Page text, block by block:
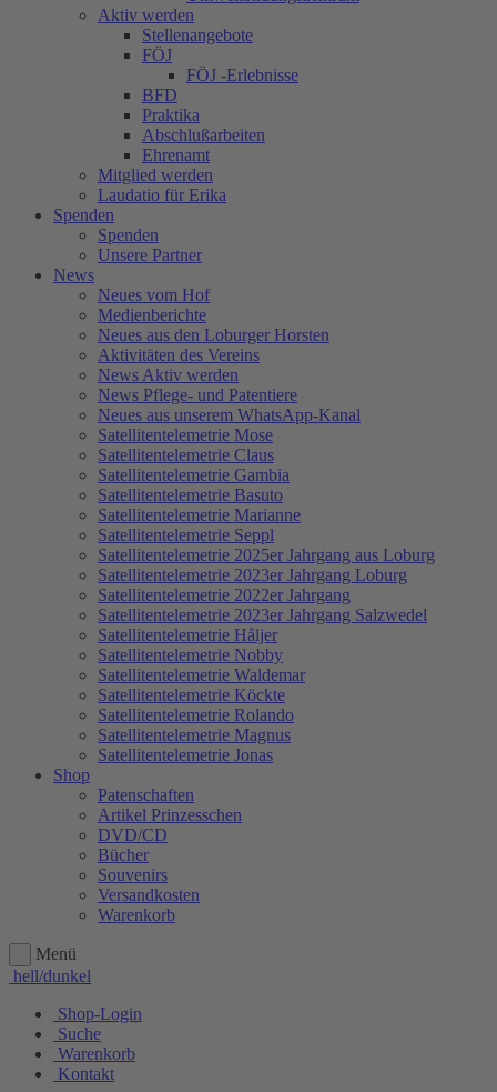
Aktiv werden
Stellenangebote
FÖJ
FÖJ -Erlebnisse
BFD
Praktika
Abschlußarbeiten
Ehrenamt
Mitglied werden
Laudatio für Erika
Spenden
Spenden
Unsere Partner
News
Neues vom Hof
Medienberichte
Neues aus den Loburger Horsten
Aktivitäten des Vereins
News Aktiv werden
News Pflege- und Patentiere
Neues aus unserem WhatsApp-Kanal
Satellitentelemetrie Mose
Satellitentelemetrie Claus
Satellitentelemetrie Gambia
Satellitentelemetrie Basuto
Satellitentelemetrie Marianne
Satellitentelemetrie Seppl
Satellitentelemetrie 2025er Jahrgang aus Loburg
Satellitentelemetrie 2023er Jahrgang Loburg
Satellitentelemetrie 2022er Jahrgang
Satellitentelemetrie 2023er Jahrgang Salzwedel
Satellitentelemetrie Håljer
Satellitentelemetrie Nobby
Satellitentelemetrie Waldemar
Satellitentelemetrie Köckte
Satellitentelemetrie Rolando
Satellitentelemetrie Magnus
Satellitentelemetrie Jonas
Shop
Patenschaften
Artikel Prinzesschen
DVD/CD
Bücher
Souvenirs
Versandkosten
Warenkorb
Menü
hell/dunkel
Shop-Login
Suche
Warenkorb
Kontakt